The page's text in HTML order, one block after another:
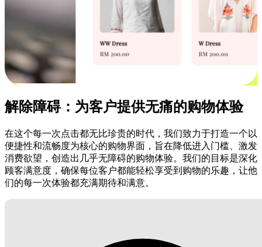
解除障碍：为客户提供无痛的购物体验
在这个每一次点击都无比珍贵的时代，我们致力于打造一个以
便捷性和流畅度为核心的购物界面，旨在降低进入门槛、激发
消费欲望，创造出几乎无障碍的购物体验。我们的目标是深化
顾客满意度，确保每位客户都能轻松享受到购物的乐趣，让他
们的每一次体验都充满期待和满意。